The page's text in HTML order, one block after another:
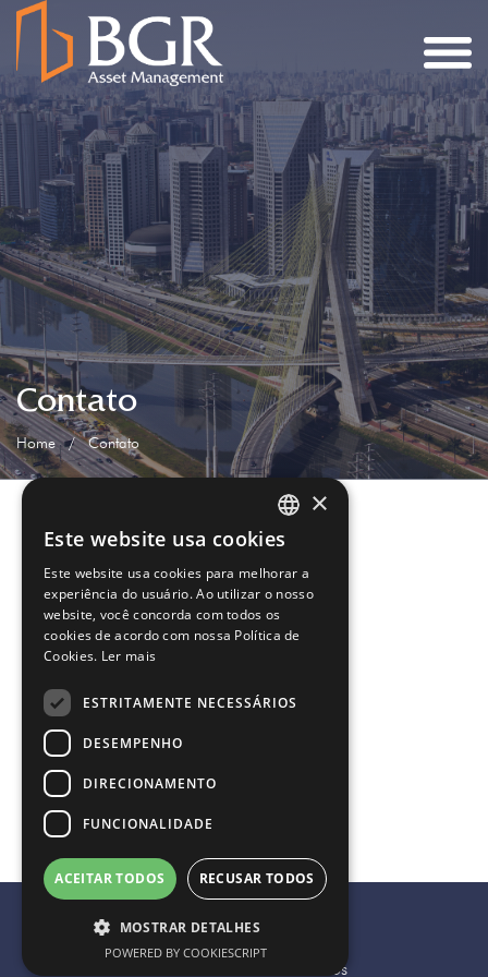
Contato
Home / Contato
Powered by MZ
Todos os direitos reservados
PORTUGUESE
ENGLISH
×
Este website usa cookies
Este website usa cookies para melhorar a
experiência do usuário. Ao utilizar o nosso
website, você concorda com todos os
cookies de acordo com nossa Política de
Cookies. Ler mais
ESTRITAMENTE NECESSÁRIOS
DESEMPENHO
DIRECIONAMENTO
FUNCIONALIDADE
ACEITAR TODOS RECUSAR TODOS
MOSTRAR DETALHES
POWERED BY COOKIESCRIPT